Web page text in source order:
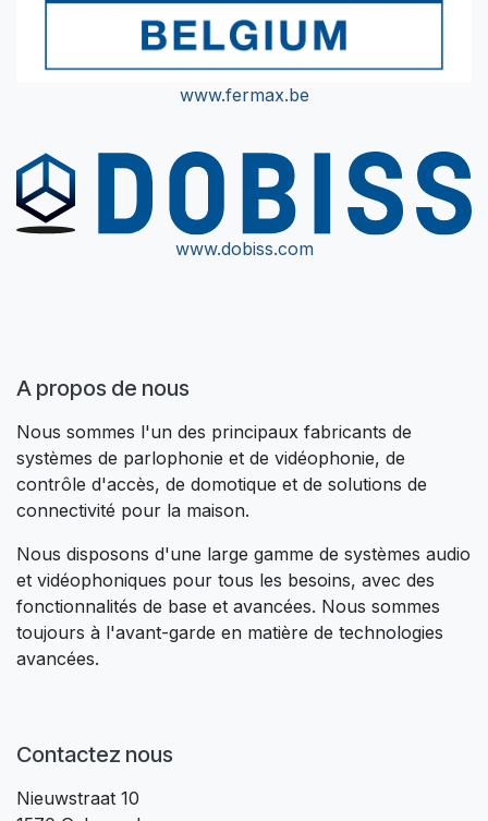
www.fermax.be
www.dobiss.com
A propos de nous​
Nous sommes l'un des principaux fabricants de
systèmes de parlophonie et de vidéophonie, de
contrôle d'accès, de domotique et de solutions de
connectivité pour la maison.
Nous disposons d'une large gamme de systèmes audio
et vidéophoniques pour tous les besoins, avec des
fonctionnalités de base et avancées. Nous sommes
toujours à l'avant-garde en matière de technologies
avancées.
Contactez nous
Nieuwstraat 10